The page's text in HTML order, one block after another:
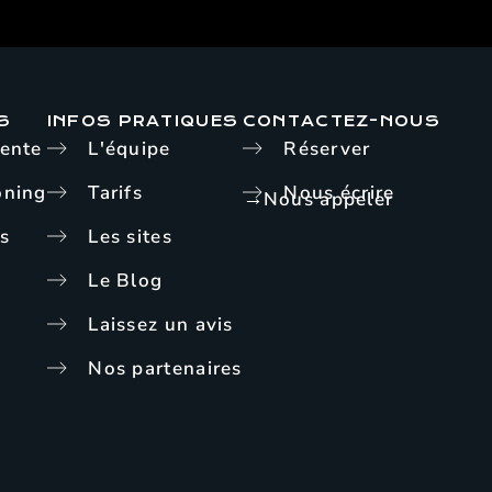
INFOS PRATIQUES
L'équipe
Tarifs
Les sites
Le Blog
Laissez un avis
Nos partenaires
CONTACTEZ-NOUS
Réserver
Nous écrire
→Nous appeler